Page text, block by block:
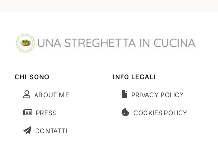
CHI SONO
ABOUT ME
PRESS
CONTATTI
INFO LEGALI
PRIVACY POLICY
COOKIES POLICY